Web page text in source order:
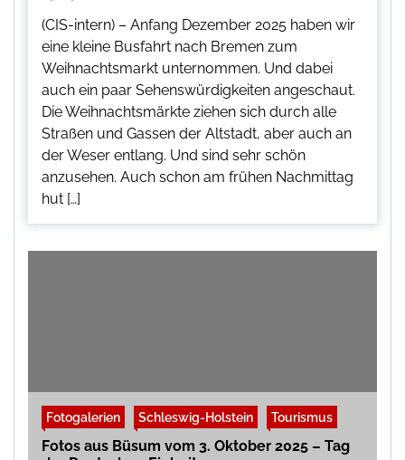
(CIS-intern) – Anfang Dezember 2025 haben wir
eine kleine Busfahrt nach Bremen zum
Weihnachtsmarkt unternommen. Und dabei
auch ein paar Sehenswürdigkeiten angeschaut.
Die Weihnachtsmärkte ziehen sich durch alle
Straßen und Gassen der Altstadt, aber auch an
der Weser entlang. Und sind sehr schön
anzusehen. Auch schon am frühen Nachmittag
hut […]
Fotogalerien Schleswig-Holstein Tourismus
Fotos aus Büsum vom 3. Oktober 2025 – Tag